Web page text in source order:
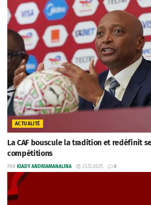
ACTUALITÉ
La CAF bouscule la tradition et redéfinit
compétitions
PAR KIADY ANDRIAMANALINA 23.12.2025 0